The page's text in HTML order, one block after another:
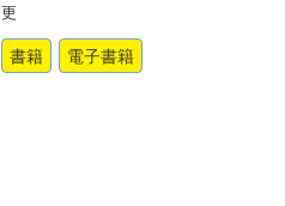
更
書籍 電子書籍